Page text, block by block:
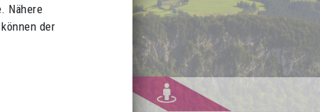
Nähere
der